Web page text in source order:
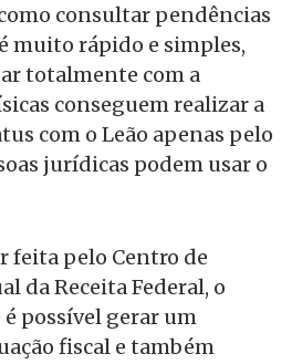
consultar pendências
muito rápido e simples,
totalmente com a
conseguem realizar a
com o Leão apenas pelo
jurídicas podem usar o
feita pelo Centro de
da Receita Federal, o
é possível gerar um
fiscal e também